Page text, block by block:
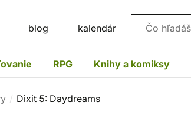
blog kalendár Vyhľadávanie
RPG Knihy a komiksy
Dixit 5: Daydreams